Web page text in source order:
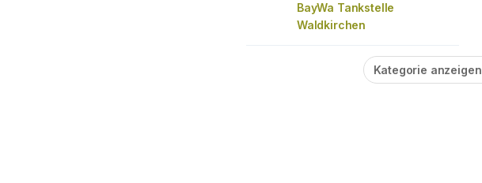
BayWa Tankstelle
Waldkirchen
Kategorie anzeigen